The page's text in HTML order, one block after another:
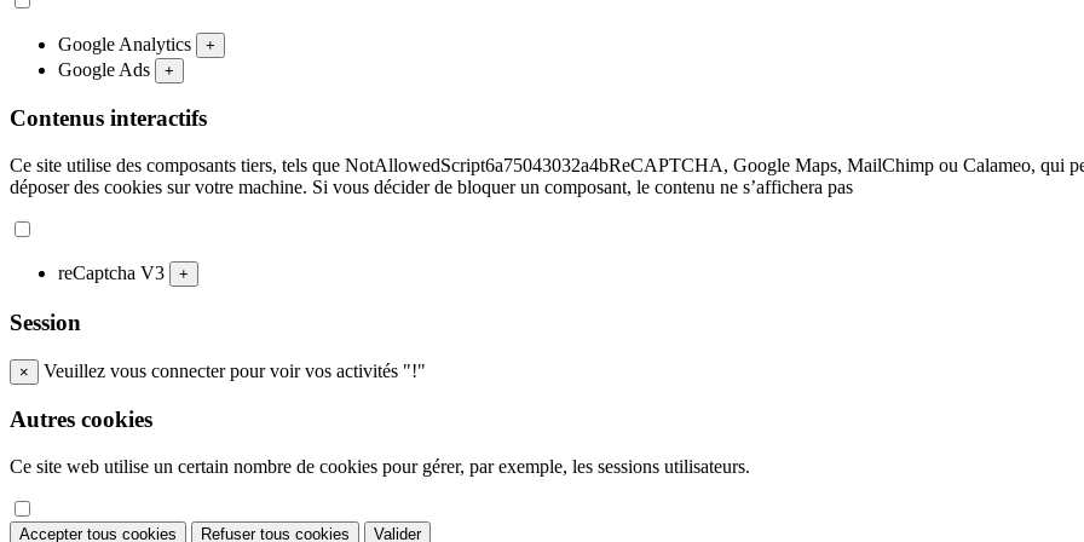
Google Analytics +
Google Ads +
Contenus interactifs
Ce site utilise des composants tiers, tels que NotAllowedScript6a75043032a4bReCAPTCHA, Google Maps, MailChimp ou Calameo, qui
déposer des cookies sur votre machine. Si vous décider de bloquer un composant, le contenu ne s’affichera pas
reCaptcha V3 +
Session
× Veuillez vous connecter pour voir vos activités "!"
Autres cookies
Ce site web utilise un certain nombre de cookies pour gérer, par exemple, les sessions utilisateurs.
Accepter tous cookies Refuser tous cookies Valider